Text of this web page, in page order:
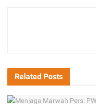
Related Posts